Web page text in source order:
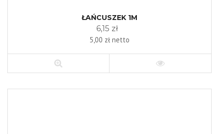
ŁAŃCUSZEK 1M
6,15 zł
5,00 zł netto